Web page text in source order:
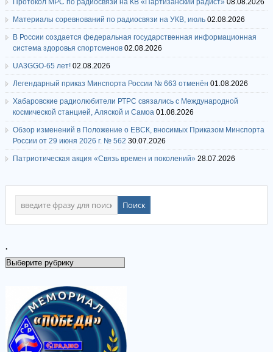
Протокол МРС по радиосвязи на КВ «Партизанский радист» 08.08.2026
Материалы соревнований по радиосвязи на УКВ, июль 02.08.2026
В России создается федеральная государственная информационная
система здоровья спортсменов 02.08.2026
UA3GGO-65 лет! 02.08.2026
Легендарный приказ Минспорта России № 663 отменён 01.08.2026
Хабаровские радиолюбители РТРС связались с Международной
космической станцией, Аляской и Самоа 01.08.2026
Обзор изменений в Положение о ЕВСК, вносимых Приказом Минспорта
России от 29 июня 2026 г. № 562 30.07.2026
Патриотическая акция «Связь времен и поколений» 28.07.2026
.